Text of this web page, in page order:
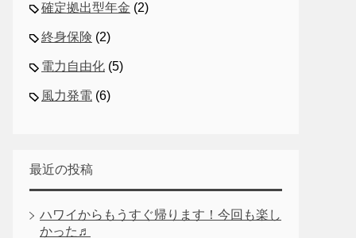
確定拠出型年金 (2)
終身保険 (2)
電力自由化 (5)
風力発電 (6)
最近の投稿
ハワイからもうすぐ帰ります！今回も楽し
かった♬